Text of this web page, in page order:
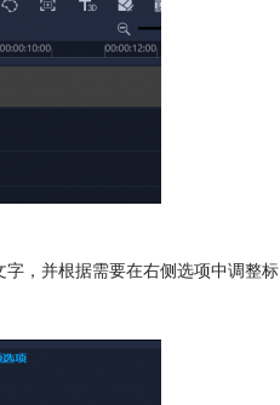
，并根据需要在右侧选项中调整标